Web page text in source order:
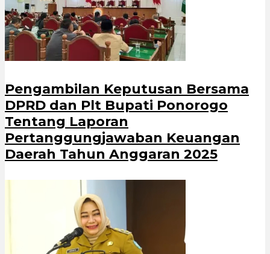
Pengambilan Keputusan Bersama
DPRD dan Plt Bupati Ponorogo
Tentang Laporan
Pertanggungjawaban Keuangan
Daerah Tahun Anggaran 2025